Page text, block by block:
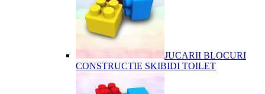
JUCARII BLOCURI
CONSTRUCTIE SKIBIDI TOILET